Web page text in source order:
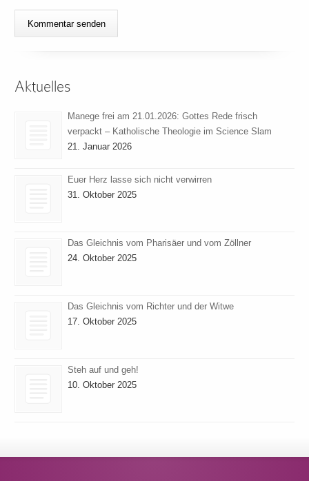
Aktuelles
Manege frei am 21.01.2026: Gottes Rede frisch
verpackt – Katholische Theologie im Science Slam
21. Januar 2026
Euer Herz lasse sich nicht verwirren
31. Oktober 2025
Das Gleichnis vom Pharisäer und vom Zöllner
24. Oktober 2025
Das Gleichnis vom Richter und der Witwe
17. Oktober 2025
Steh auf und geh!
10. Oktober 2025